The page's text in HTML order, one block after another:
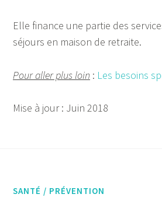
Elle finance une partie des
séjours en maison de retraite.
Pour aller plus loin : Les besoins
Mise à jour : Juin 2018
SANTÉ / PRÉVENTION